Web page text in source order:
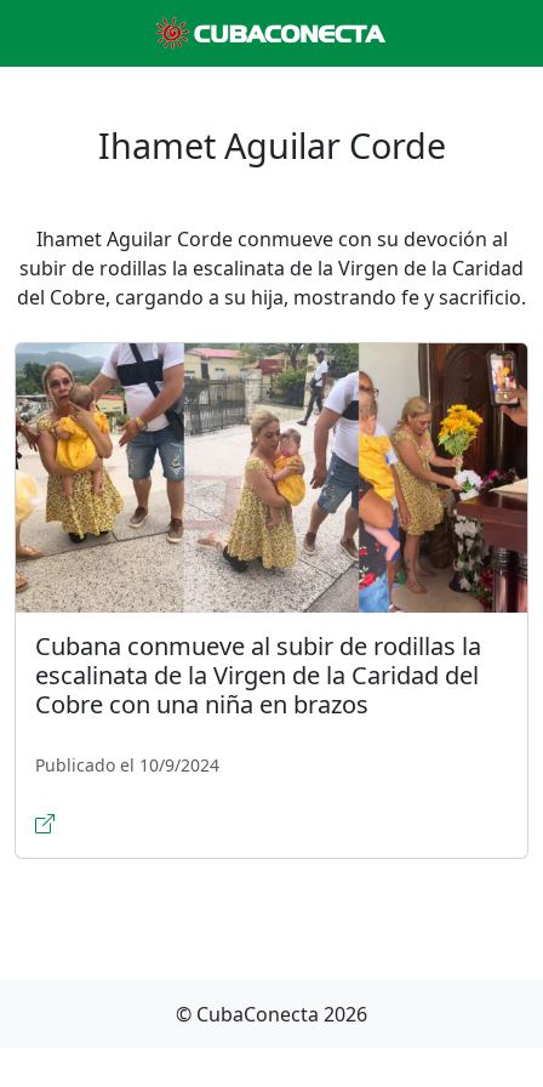
Ihamet Aguilar Corde
Ihamet Aguilar Corde conmueve con su devoción al
subir de rodillas la escalinata de la Virgen de la Caridad
del Cobre, cargando a su hija, mostrando fe y sacrificio.
Cubana conmueve al subir de rodillas la
escalinata de la Virgen de la Caridad del
Cobre con una niña en brazos
Publicado el 10/9/2024
© CubaConecta 2026